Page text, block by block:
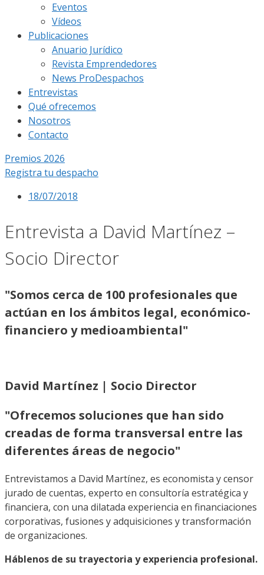
Eventos
Vídeos
Publicaciones
Anuario Jurídico
Revista Emprendedores
News ProDespachos
Entrevistas
Qué ofrecemos
Nosotros
Contacto
Premios 2026
Registra tu despacho
18/07/2018
Entrevista a David Martínez –
Socio Director
"Somos cerca de 100 profesionales que
actúan en los ámbitos legal, económico-
financiero y medioambiental"
David Martínez | Socio Director
"Ofrecemos soluciones que han sido
creadas de forma transversal entre las
diferentes áreas de negocio"
Entrevistamos a David Martínez, es economista y censor
jurado de cuentas, experto en consultoría estratégica y
financiera, con una dilatada experiencia en financiaciones
corporativas, fusiones y adquisiciones y transformación
de organizaciones.
Háblenos de su trayectoria y experiencia profesional.